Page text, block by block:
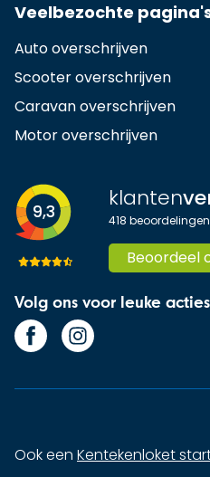
Veelbezochte
Auto overschrijven
Scooter overschrijven
Caravan overschrijven
Motor overschrijven
9,3 klanten
418 beoordelingen
Beoordeel
Volg ons voor leuke
Ook een Kentekenloket